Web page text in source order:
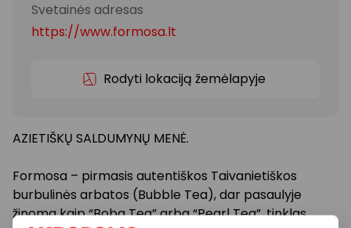
Svetainės adresas
https://www.formosa.lt
Rodyti lokaciją žemėlapyje
AZIETIŠKŲ SALDUMYNŲ MENĖ.
Formosa – pirmasis autentiškos Taivanietiškos
burbulinės arbatos (Bubble Tea), dar pasaulyje
žinoma kaip “Boba Tea” arba “Pearl Tea”, tinklas